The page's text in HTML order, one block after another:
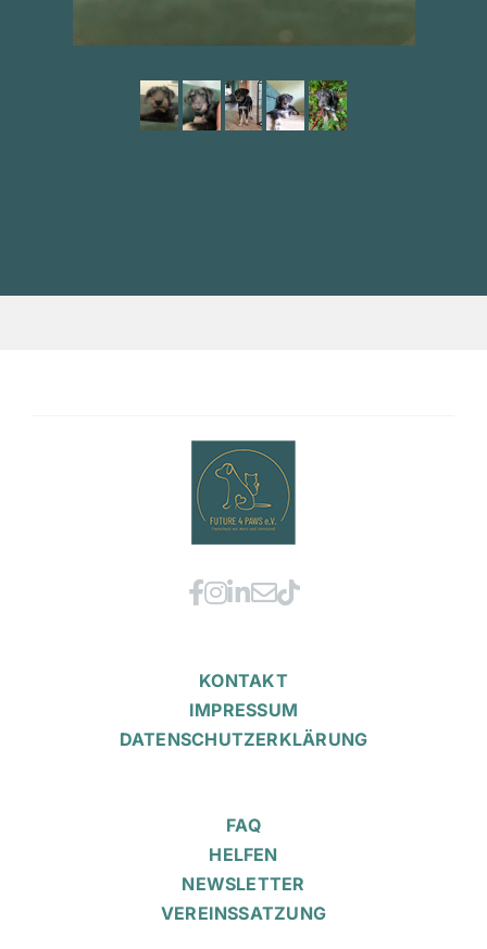
KONTAKT
IMPRESSUM
DATENSCHUTZERKLÄRUNG
FAQ
HELFEN
NEWSLETTER
VEREINSSATZUNG